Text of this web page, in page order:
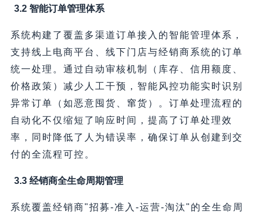
3.2 智能订单管理体系
系统构建了覆盖多渠道订单接入的智能管理体系，
支持线上电商平台、线下门店与经销商系统的订单
统一处理。通过自动审核机制（库存、信用额度、
价格政策）减少人工干预，智能风控功能实时识别
异常订单（如恶意囤货、窜货）。订单处理流程的
自动化不仅缩短了响应时间，提高了订单处理效
率，同时降低了人为错误率，确保订单从创建到交
付的全流程可控。
3.3 经销商全生命周期管理
系统覆盖经销商"招募-准入-运营-淘汰"的全生命周